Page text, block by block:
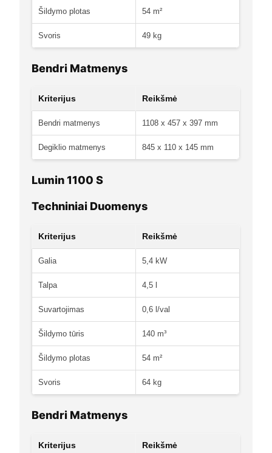
Šildymo plotas 54 m²
Svoris 49 kg
Bendri Matmenys
Kriterijus Reikšmė
Bendri matmenys 1108 x 457 x 397 mm
Degiklio matmenys 845 x 110 x 145 mm
Lumin 1100 S
Techniniai Duomenys
Kriterijus Reikšmė
Galia 5,4 kW
Talpa 4,5 l
Suvartojimas 0,6 l/val
Šildymo tūris 140 m³
Šildymo plotas 54 m²
Svoris 64 kg
Bendri Matmenys
Kriterijus Reikšmė